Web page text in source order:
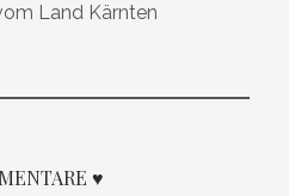
Land Kärnten
♥